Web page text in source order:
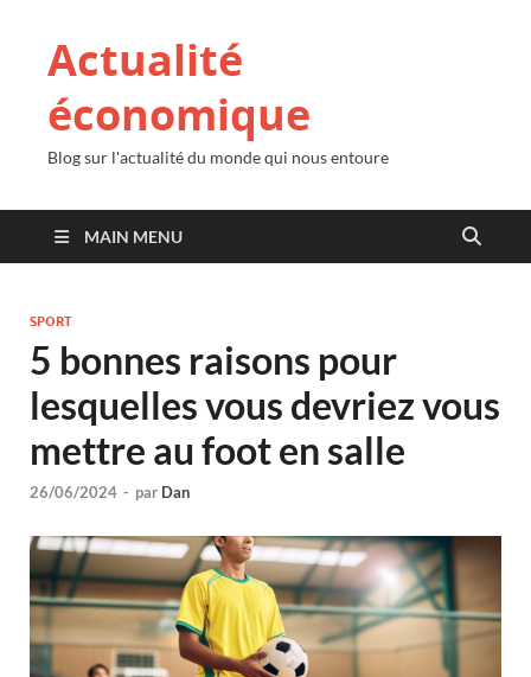
Actualité
économique
Blog sur l'actualité du monde qui nous entoure
MAIN MENU
SPORT
5 bonnes raisons pour
lesquelles vous devriez vous
mettre au foot en salle
26/06/2024 - par Dan